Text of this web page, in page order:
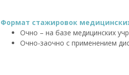
Формат стажировок
Очно – на базе медицинских
Очно-заочно с применением